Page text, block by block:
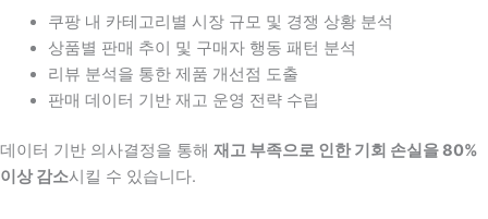
쿠팡 내 카테고리별 시장 규모 및 경쟁 상황 분석
상품별 판매 추이 및 구매자 행동 패턴 분석
리뷰 분석을 통한 제품 개선점 도출
판매 데이터 기반 재고 운영 전략 수립
데이터 기반 의사결정을 통해 재고 부족으로 인한 기회 손실을 80%
이상 감소시킬 수 있습니다.